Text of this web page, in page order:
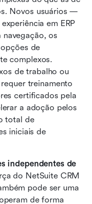
Novos usuários —
em ERP
os
de
complexos.
de trabalho ou
treinamento
certificados pela
a adoção pelos
total de
iniciais de
independentes de
do NetSuite CRM
pode ser uma
de forma